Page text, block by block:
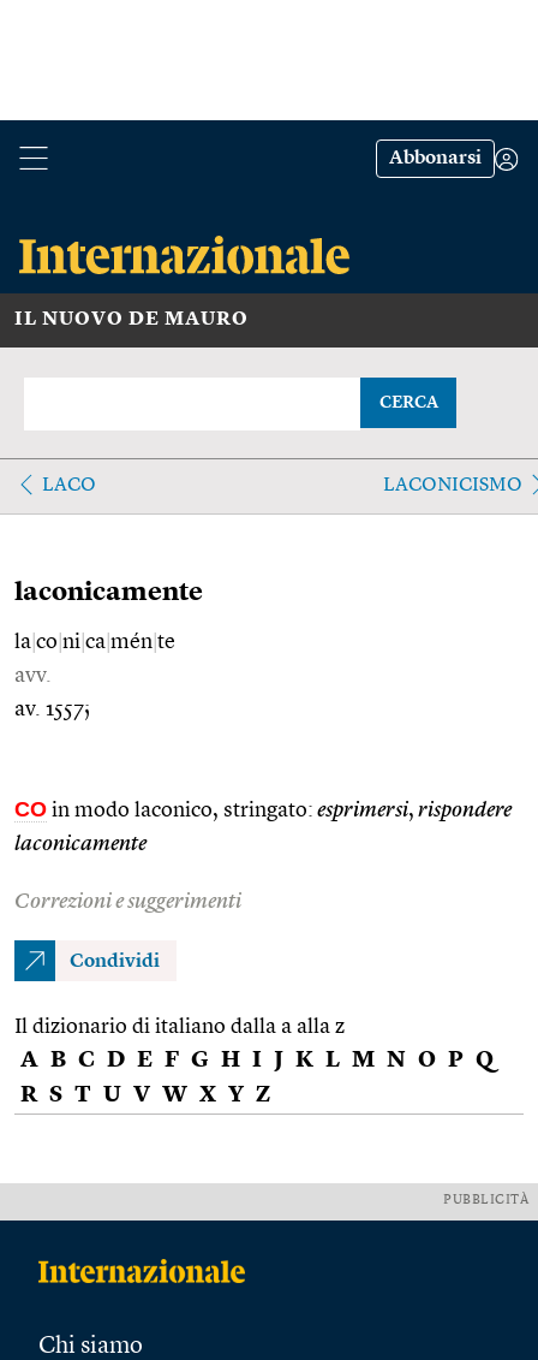
Abbonarsi
IL NUOVO DE MAURO
CERCA
LACO LACONICISMO
laconicamente
la co ni ca mén te
avv.
av. 1557;
CO in modo laconico, stringato: esprimersi, rispondere
laconicamente
Correzioni e suggerimenti
Condividi
Il dizionario di italiano dalla a alla z
A B C D E F G H I J K L M N O P Q
R S T U V W X Y Z
PUBBLICITÀ
Chi siamo